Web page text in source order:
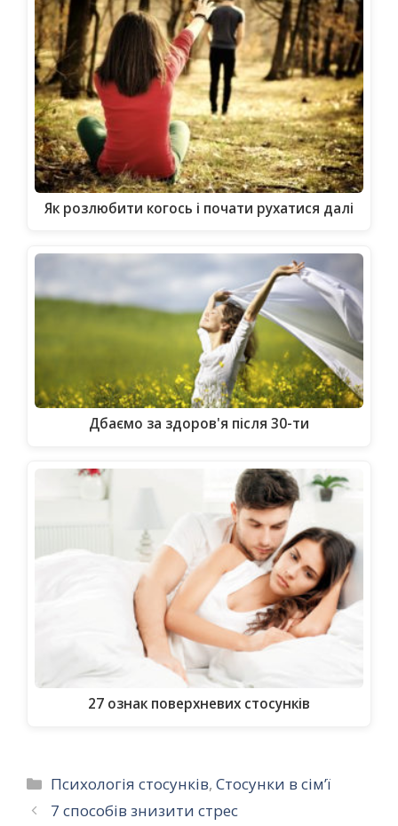
Як розлюбити когось і почати рухатися далі
Дбаємо за здоров'я після 30-ти
27 ознак поверхневих стосунків
Категорії
Психологія стосунків,Стосунки в сім’ї
7 способів знизити стрес